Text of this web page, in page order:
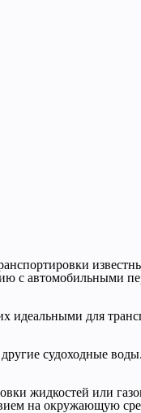
с автомобильными
идеальными для
судоходные
жидкостей или
на окружающую